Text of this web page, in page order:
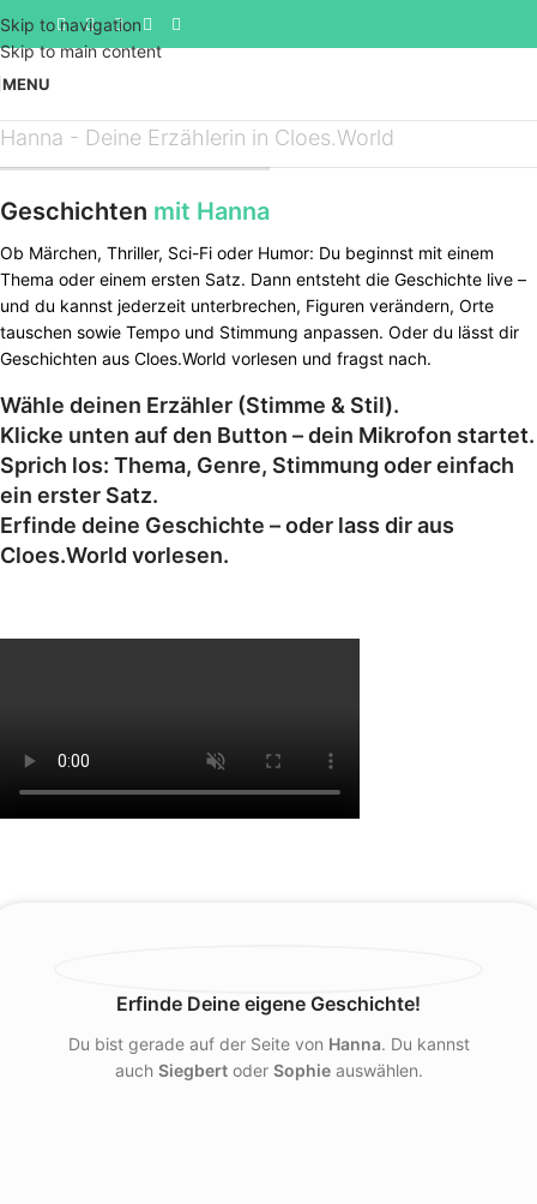
Skip to navigation
Skip to main content
MENU
Hanna - Deine Erzählerin in Cloes.World
Geschichten mit Hanna
Ob Märchen, Thriller, Sci-Fi oder Humor: Du beginnst mit einem
Thema oder einem ersten Satz. Dann entsteht die Geschichte live –
und du kannst jederzeit unterbrechen, Figuren verändern, Orte
tauschen sowie Tempo und Stimmung anpassen. Oder du lässt dir
Geschichten aus Cloes.World vorlesen und fragst nach.
Wähle deinen Erzähler (Stimme & Stil).
Klicke unten auf den Button – dein Mikrofon startet.
Sprich los: Thema, Genre, Stimmung oder einfach
ein erster Satz.
Erfinde deine Geschichte – oder lass dir aus
Cloes.World vorlesen.
Erfinde Deine eigene Geschichte!
Du bist gerade auf der Seite von Hanna. Du kannst
auch Siegbertoder Sophieauswählen.